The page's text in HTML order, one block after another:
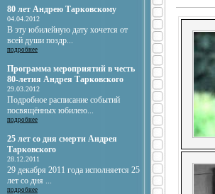
80 лет Андрею Тарковскому
04.04.2012
В эту юбилейную дату хочется от
всей души поздр...
подробнее
Программа мероприятий в честь
80-летия Андрея Тарковского
29.03.2012
Подробное расписание событий
посвящённых юбилею...
подробнее
25 лет со дня смерти Андрея
Тарковского
28.12.2011
29 декабря 2011 года исполняется 25
лет со дня ...
подробнее